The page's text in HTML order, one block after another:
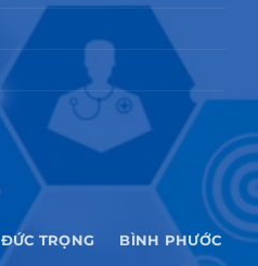
ĐỨC TRỌNG BÌNH PHƯỚC